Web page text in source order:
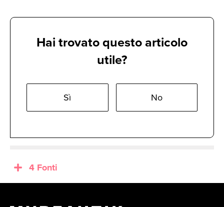
Hai trovato questo articolo
utile?
Sì No
4 Fonti